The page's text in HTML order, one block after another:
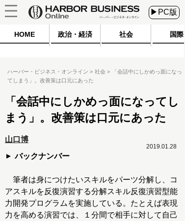
▶PC版
HOME 政治・経済 社会 国際
ハーバー・ビジネス・オンライン 社会
「会話中にしかめっ面になっ
てしまう」。改善策は口元にあった
「会話中にしかめっ面になってし
まう」。改善策は口元にあった
山口博
バックナンバー
2019.01.28
筆者は身につけたいスキルをパーツ分解し、コ
アスキルを反復演習する分解スキル反復演習型能
力開発プログラムを実施している。たとえば表現
力を高める演習では、１分間で相手に対して自己